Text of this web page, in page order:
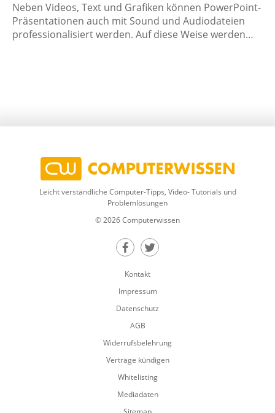
Neben Videos, Text und Grafiken können PowerPoint-
Präsentationen auch mit Sound und Audiodateien
professionalisiert werden. Auf diese Weise werden…
Leicht verständliche Computer-Tipps, Video- Tutorials und
Problemlösungen
© 2026 Computerwissen
Teilen auf Facebook
Teilen auf Twitter
Kontakt
Impressum
Datenschutz
AGB
Widerrufsbelehrung
Verträge kündigen
Whitelisting
Mediadaten